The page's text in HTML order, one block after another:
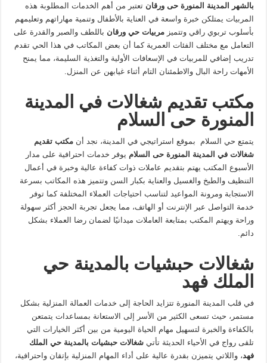
بالشهر المدينة المنورة حى ورقان تعتبر من أهم الخدمات المطلوبة هذه
المربيات يمتلكن خبرة واسعة في العناية بالأطفال وتنمية مهاراتهم وتعليمهم
بأسلوب تربوي راقي وتتميزمربيات حي ورقان باللطف والصبر والقدرة على
التعامل مع مختلف الفئات العمرية كما أن بعض المكاتب في هذا الحي تقدم
تدريب إضافي للمربيات في الإسعافات الأولية والتغذية السليمة، مما يمنح
الأمهات راحة البال والاطمئنان التام أثناء غيابهن عن المنزل.
مكتب تقديم شغالات في المدينة
المنورة حى السلام
يتمتع حي السلام بموقع استراتيجي في المدينة، نجد أنمكتب تقديم
شغالات في المدينة المنورة حى السلام يوفر خدمات احترافية على مدار
الأسبوع المكتب يهتم بتقديم عاملات ذوات كفاءة عالية وخبرة في أعمال
التنظيف والطبخ والغسيل والعناية بكبار السن وتتميز هذه المكاتب بسرعة
الاستجابة ومرونة المواعيد لتناسب احتياجات العملاء المختلفة كما توفر
خدمة التواصل عبر الإنترنت أو الهاتف، مما يجعل تجربة الحجز أكثر سهولة
وراحة ويهتم المكتب بمتابعة العاملات ميدانيًا لضمان رضا العملاء بشكل
دائم.
شغالات حبشيات بالمدينة حي
الملك فهد
في قلب المدينة المنورة تتزايد الحاجة إلى خدمات العمالة المنزلية بشكل
مستمر، حيث تسعى الكثير من الأسر إلى الاستعانة بمساعدات يتمتعن
بالكفاءة والخبرة لتسهيل مهام الحياة اليومية من بين أكثر الخيارات التي
تلقى رواج في الأحياء الحديثة تأتيشغالات حبشيات بالمدينة حي الملك
فهد، واللاتي يتميزن بقدرة عالية على أداء المهام المنزلية بإتقان واحترافية،